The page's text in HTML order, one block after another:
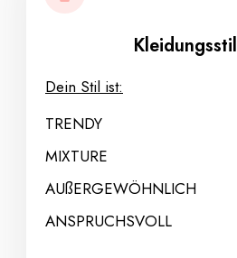
Kleidungsstil
Dein Stil ist:
TRENDY
MIXTURE
AUßERGEWÖHNLICH
ANSPRUCHSVOLL